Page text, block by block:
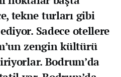
tekne turları gibi
Sadece otellere
zengin kültürü
Bodrum’da